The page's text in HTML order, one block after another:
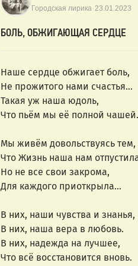
Городская лирика·23.01.2023
БОЛЬ, ОБЖИГАЮЩАЯ СЕРДЦЕ
Наше сердце обжигает боль,
Не прожитого нами счастья...
Такая уж наша юдоль,
Что пьём мы её полной
Мы живём довольствуясь тем,
Что Жизнь наша нам
Но не все свои закрома,
Для каждого приоткрыла...
В них, наши чувства и знанья,
В них, наша вера в любовь.
В них, надежда на лучшее,
Что всё восстановится вновь.